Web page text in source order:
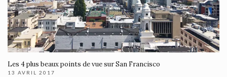
Les 4 plus beaux points de vue sur San Francisco
13 AVRIL 2017